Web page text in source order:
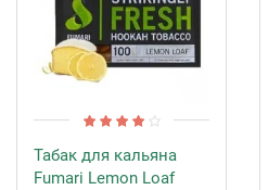
Табак для кальяна
Fumari Lemon Loaf